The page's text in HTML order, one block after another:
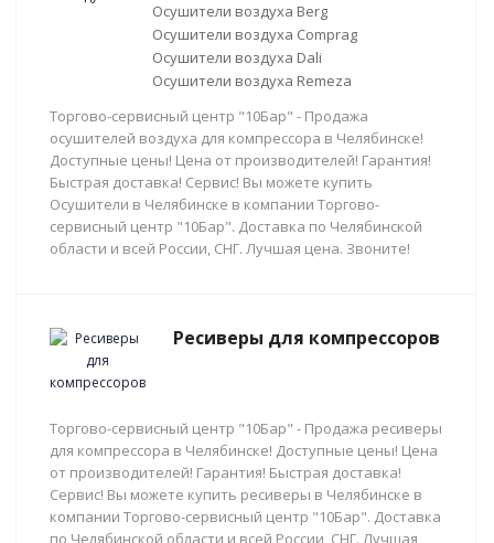
Осушители воздуха Berg
Осушители воздуха Comprag
Осушители воздуха Dali
Осушители воздуха Remeza
Торгово-сервисный центр "10Бар" - Продажа
осушителей воздуха для компрессора в Челябинске!
Доступные цены! Цена от производителей! Гарантия!
Быстрая доставка! Сервис! Вы можете купить
Осушители в Челябинске в компании Торгово-
сервисный центр "10Бар". Доставка по Челябинской
области и всей России, СНГ. Лучшая цена. Звоните!
Ресиверы для компрессоров
Торгово-сервисный центр "10Бар" - Продажа ресиверы
для компрессора в Челябинске! Доступные цены! Цена
от производителей! Гарантия! Быстрая доставка!
Сервис! Вы можете купить ресиверы в Челябинске в
компании Торгово-сервисный центр "10Бар". Доставка
по Челябинской области и всей России, СНГ. Лучшая